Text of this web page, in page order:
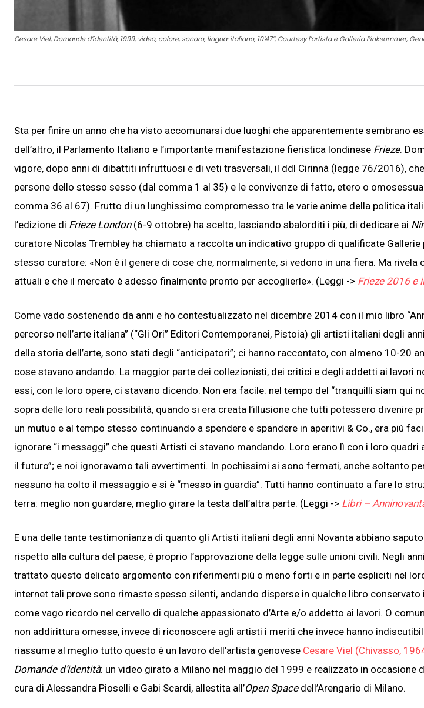
Cesare Viel, Domande d’identità, 1999, video, colore, sonoro, lingua: italiano, 10’47’’, Courtesy l’artista e Galleria Pinksummer,
Sta per finire un anno che ha visto accomunarsi due luoghi che apparentemente sembrano
dell’altro, il Parlamento Italiano e l’importante manifestazione fieristica londinese Frieze.
vigore, dopo anni di dibattiti infruttuosi e di veti trasversali, il ddl Cirinnà (legge 76/2016),
persone dello stesso sesso (dal comma 1 al 35) e le convivenze di fatto, etero o
comma 36 al 67). Frutto di un lunghissimo compromesso tra le varie anime della politica
l’edizione di Frieze London(6-9 ottobre) ha scelto, lasciando sbalorditi i più, di dedicare ai
curatore Nicolas Trembley ha chiamato a raccolta un indicativo gruppo di qualificate
stesso curatore: «Non è il genere di cose che, normalmente, si vedono in una fiera. Ma rivela
attuali e che il mercato è adesso finalmente pronto per accoglierle». (Leggi -> Frieze 2016 e
Come vado sostenendo da anni e ho contestualizzato nel dicembre 2014 con il mio libro
percorso nell’arte italiana” (“Gli Ori” Editori Contemporanei, Pistoia) gli artisti italiani degli
della storia dell’arte, sono stati degli “anticipatori”; ci hanno raccontato, con almeno 10-20
cose stavano andando. La maggior parte dei collezionisti, dei critici e degli addetti ai lavori
essi, con le loro opere, ci stavano dicendo. Non era facile: nel tempo del “tranquilli siam qui
sopra delle loro reali possibilità, quando si era creata l’illusione che tutti potessero divenire
un mutuo e al tempo stesso continuando a spendere e spandere in aperitivi & Co., era più
ignorare “i messaggi” che questi Artisti ci stavano mandando. Loro erano lì con i loro quadri
il futuro”; e noi ignoravamo tali avvertimenti. In pochissimi si sono fermati, anche soltanto
nessuno ha colto il messaggio e si è “messo in guardia”. Tutti hanno continuato a fare lo
terra: meglio non guardare, meglio girare la testa dall’altra parte. (Leggi -> Libri –
E una delle tante testimonianza di quanto gli Artisti italiani degli anni Novanta abbiano saputo
rispetto alla cultura del paese, è proprio l’approvazione della legge sulle unioni civili. Negli
trattato questo delicato argomento con riferimenti più o meno forti e in parte espliciti nel
internet tali prove sono rimaste spesso silenti, andando disperse in qualche libro
come vago ricordo nel cervello di qualche appassionato d’Arte e/o addetto ai lavori. O
non addirittura omesse, invece di riconoscere agli artisti i meriti che invece hanno
riassume al meglio tutto questo è un lavoro dell’artista genovese Cesare Viel (Chivasso,
Domande d’identità: un video girato a Milano nel maggio del 1999 e realizzato in occasione
cura di Alessandra Pioselli e Gabi Scardi, allestita all’Open Spacedell’Arengario di Milano.